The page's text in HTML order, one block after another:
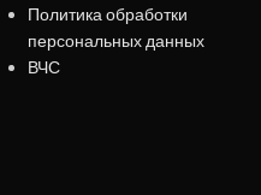
Политика обработки
персональных данных
ВЧС